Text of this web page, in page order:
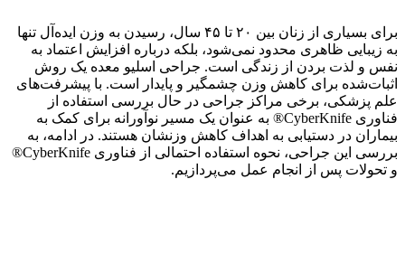
برای بسیاری از زنان بین ۲۰ تا ۴۵ سال، رسیدن به وزن ایده‌آل تنها
به زیبایی ظاهری محدود نمی‌شود، بلکه درباره افزایش اعتماد به
نفس و لذت بردن از زندگی است. جراحی اسلیو معده یک روش
اثبات‌شده برای کاهش وزن چشمگیر و پایدار است. با پیشرفت‌های
علم پزشکی، برخی مراکز جراحی در حال بررسی استفاده از
فناوری CyberKnife® به عنوان یک مسیر نوآورانه برای کمک به
بیماران در دستیابی به اهداف کاهش وزنشان هستند. در ادامه، به
بررسی این جراحی، نحوه استفاده احتمالی از فناوری CyberKnife®
و تحولات پس از انجام عمل می‌پردازیم.